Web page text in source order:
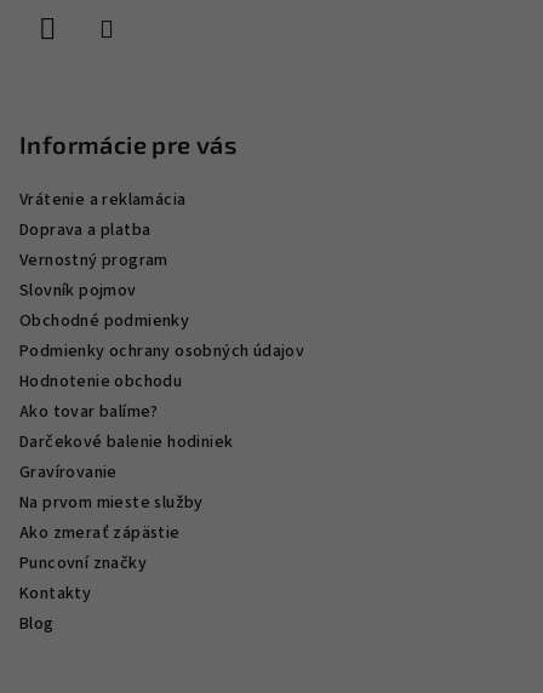
Informácie pre vás
Vrátenie a reklamácia
Doprava a platba
Vernostný program
Slovník pojmov
Obchodné podmienky
Podmienky ochrany osobných údajov
Hodnotenie obchodu
Ako tovar balíme?
Darčekové balenie hodiniek
Gravírovanie
Na prvom mieste služby
Ako zmerať zápästie
Puncovní značky
Kontakty
Blog